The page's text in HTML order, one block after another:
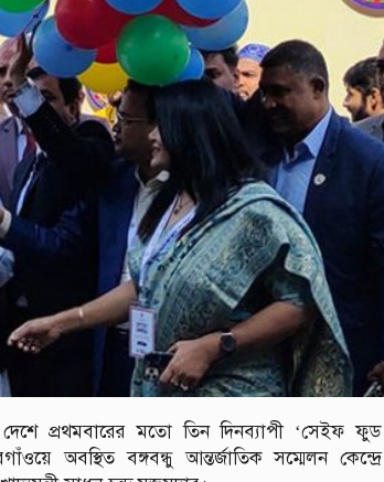
প্রথমবারের মতো তিন দিনব্যাপী ‘সেইফ ফুড
অবস্থিত বঙ্গবন্ধু আন্তর্জাতিক সম্মেলন কেন্দ্রে